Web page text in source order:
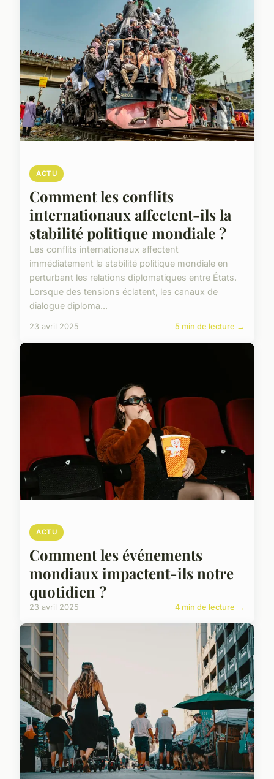
ACTU
Comment les conflits
internationaux affectent-ils la
stabilité politique mondiale ?
Les conflits internationaux affectent
immédiatement la stabilité politique mondiale en
perturbant les relations diplomatiques entre États.
Lorsque des tensions éclatent, les canaux de
dialogue diploma...
23 avril 2025 5 min de lecture →
ACTU
Comment les événements
mondiaux impactent-ils notre
quotidien ?
23 avril 2025 4 min de lecture →